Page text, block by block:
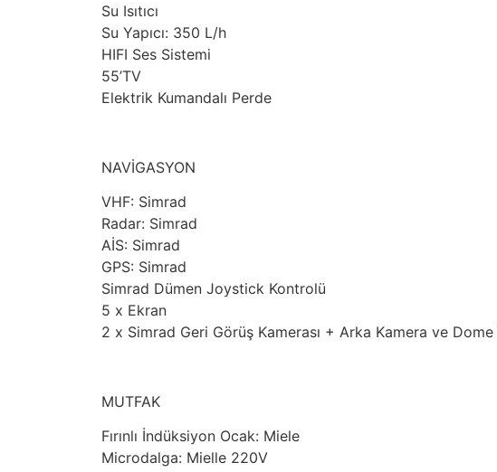
Su Isıtıcı
Su Yapıcı: 350 L/h
HIFI Ses Sistemi
55’TV
Elektrik Kumandalı Perde
NAVİGASYON
VHF: Simrad
Radar: Simrad
AİS: Simrad
GPS: Simrad
Simrad Dümen Joystick Kontrolü
5 x Ekran
2 x Simrad Geri Görüş Kamerası + Arka Kamera ve Dome
MUTFAK
Fırınlı İndüksiyon Ocak: Miele
Microdalga: Mielle 220V